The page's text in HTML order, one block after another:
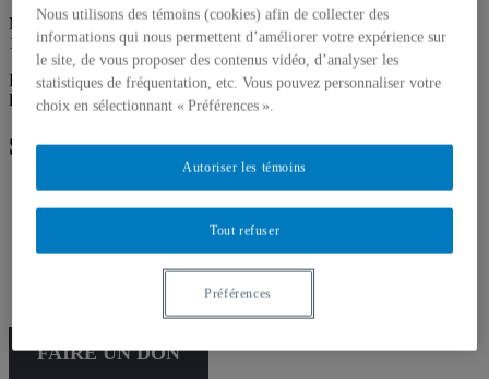
Mardi – samedi,
12 h – 18 h
La Galerie passe en mode virtuel pour la période estivale. De retour
le 3 septembre 17 h 30.
Suivez la galerie
FAIRE UN DON
Nous utilisons des témoins (cookies) afin de collecter des
informations qui nous permettent d’améliorer votre expérience sur
le site, de vous proposer des contenus vidéo, d’analyser les
statistiques de fréquentation, etc. Vous pouvez personnaliser votre
choix en sélectionnant « Préférences ».
Tout refuser
Autoriser les témoins
Préférences